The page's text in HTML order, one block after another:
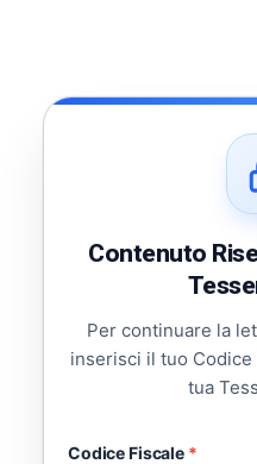
Contenuto
Per continuare la
inserisci il tuo
tua
Codice Fiscale *